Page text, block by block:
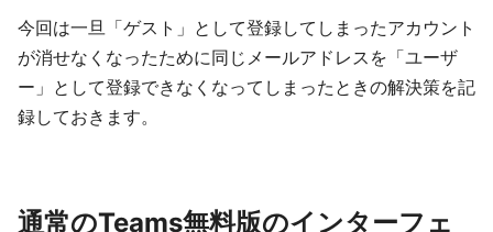
今回は一旦「ゲスト」として登録してしまったアカウント
が消せなくなったために同じメールアドレスを「ユーザ
ー」として登録できなくなってしまったときの解決策を記
録しておきます。
通常のTeams無料版のインターフェ